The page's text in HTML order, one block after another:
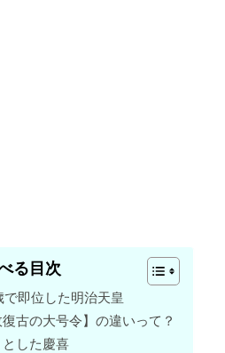
る目次
即位した明治天皇
古の大号令】の違いって？
した慶喜